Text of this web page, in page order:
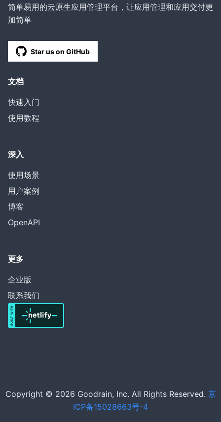
简单易用的云原生应用管理平台，让应用管理和应用交付更
加简单
Star us on GitHub
文档
快速入门
使用教程
深入
使用场景
用户案例
博客
OpenAPI
更多
企业版
联系我们
Copyright © 2026 Goodrain, Inc. All Rights Reserved. 京
ICP备15028663号-4